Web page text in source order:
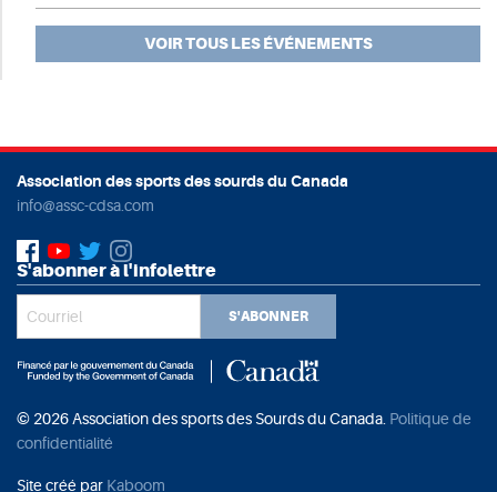
VOIR TOUS LES ÉVÉNEMENTS
Association des sports des sourds du Canada
info@assc-cdsa.com
S'abonner à l'infolettre
S'ABONNER
© 2026 Association des sports des Sourds du Canada. Politique de
confidentialité
Site créé par Kaboom